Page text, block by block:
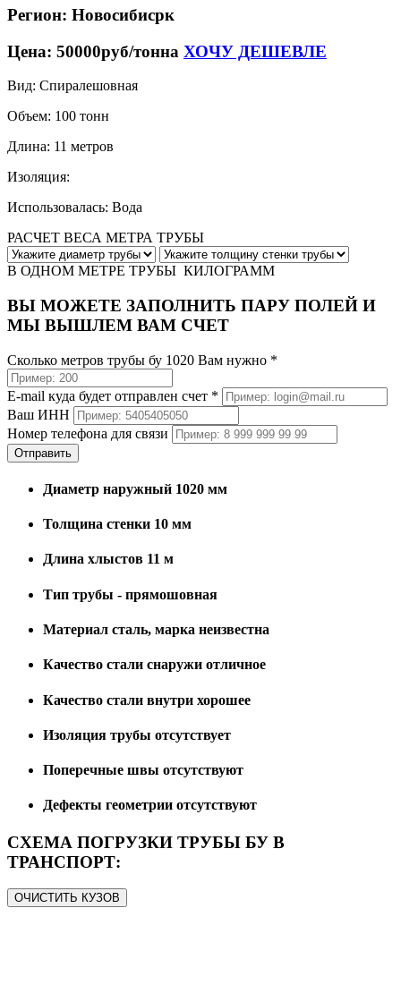
Регион: Новосибисрк
Цена: 50000руб/тонна ХОЧУ ДЕШЕВЛЕ
Вид: Спиралешовная
Объем: 100 тонн
Длина: 11 метров
Изоляция:
Использовалась: Вода
РАСЧЕТ ВЕСА МЕТРА ТРУБЫ
В ОДНОМ МЕТРЕ ТРУБЫ КИЛОГРАММ
ВЫ МОЖЕТЕ ЗАПОЛНИТЬ ПАРУ ПОЛЕЙ И
МЫ ВЫШЛЕМ ВАМ СЧЕТ
Сколько метров трубы бу 1020 Вам нужно *
E-mail куда будет отправлен счет *
Ваш ИНН
Номер телефона для связи
Отправить
Диаметр наружный 1020 мм
Толщина стенки 10 мм
Длина хлыстов 11 м
Тип трубы - прямошовная
Материал сталь, марка неизвестна
Качество стали снаружи отличное
Качество стали внутри хорошее
Изоляция трубы отсутствует
Поперечные швы отсутствуют
Дефекты геометрии отсутствуют
СХЕМА ПОГРУЗКИ ТРУБЫ БУ В
ТРАНСПОРТ:
ОЧИСТИТЬ КУЗОВ